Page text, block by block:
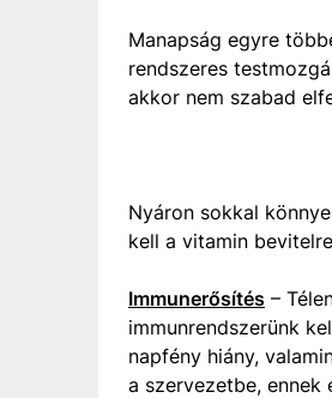
Manapság egyre
rendszeres
akkor nem szabad
Nyáron sokkal
kell a vitamin
Immunerősítés –
immunrendszerünk
napfény hiány,
a szervezetbe, ennek